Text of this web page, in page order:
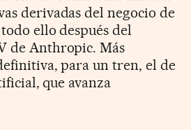
derivadas del negocio de
ello después del
de Anthropic. Más
para un tren, el de
que avanza